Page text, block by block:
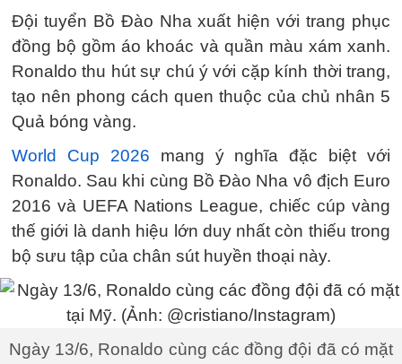
Đội tuyển Bồ Đào Nha xuất hiện với trang phục
đồng bộ gồm áo khoác và quần màu xám xanh.
Ronaldo thu hút sự chú ý với cặp kính thời trang,
tạo nên phong cách quen thuộc của chủ nhân 5
Quả bóng vàng.
World Cup 2026 mang ý nghĩa đặc biệt với
Ronaldo. Sau khi cùng Bồ Đào Nha vô địch Euro
2016 và UEFA Nations League, chiếc cúp vàng
thế giới là danh hiệu lớn duy nhất còn thiếu trong
bộ sưu tập của chân sút huyền thoại này.
Ngày 13/6, Ronaldo cùng các đồng đội đã có mặt